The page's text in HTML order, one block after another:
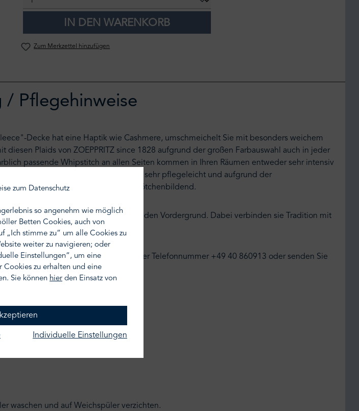
IN DEN WARENKORB
Zum Merkzettel hinzufügen
/ Pflegehinweise
Decke hat eine Haptik wie Cashmere, umschmeichelt Sie mit besonders weichem
Plaids von ZOEPPRITZ since 1828 aufgrund der großen Farbauswahl auch in jeder
passende Whipstitch an allen Seiten kommen in Ihren Räumen entweder sehr intensiv
wärmend, super weich und vor allem sehr pflegeleicht und aufgrund der
sie sogar noch antistatisch, nicht knötchenbildend.
die Qualität bei seinen Produkten in den Vordergrund. Dabei verbinden sie Tradition mit
Sie gern Kontakt zu uns auf unter der Telefonnummer +49 40 860913 oder senden Sie
waschen und auf Weichspüler verzichten.
zum Datenschutz
so angenehm wie möglich
Betten Cookies, auch von
„Ich stimme zu“ um alle Cookies zu
weiter zu navigieren; oder
Einstellungen“, um eine
zu erhalten und eine
Sie können hier den Einsatz von
Individuelle Einstellungen